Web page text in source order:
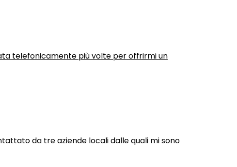
telefonicamente più volte per offrirmi un
da tre aziende locali dalle quali mi sono